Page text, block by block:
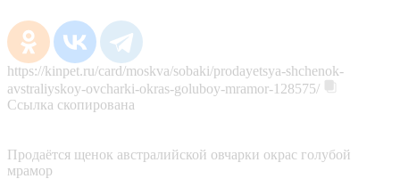
https://kinpet.ru/card/moskva/sobaki/prodayetsya-shchenok-
avstraliyskoy-ovcharki-okras-goluboy-mramor-128575/
Ссылка скопирована
Продаётся щенок австралийской овчарки окрас голубой
мрамор